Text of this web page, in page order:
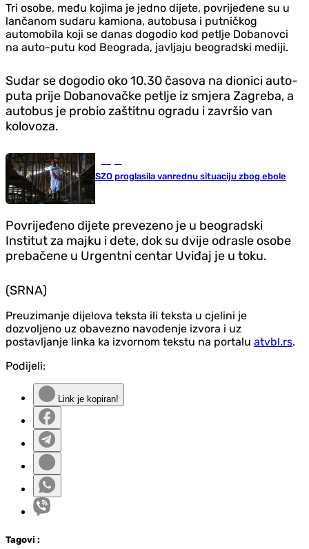
Tri osobe, među kojima je jedno dijete, povrijeđene su u
lančanom sudaru kamiona, autobusa i putničkog
automobila koji se danas dogodio kod petlje Dobanovci
na auto-putu kod Beograda, javljaju beogradski mediji.
Sudar se dogodio oko 10.30 časova na dionici auto-
puta prije Dobanovačke petlje iz smjera Zagreba, a
autobus je probio zaštitnu ogradu i završio van
kolovoza.
SZO proglasila vanrednu situaciju zbog ebole
Povrijeđeno dijete prevezeno je u beogradski
Institut za majku i dete, dok su dvije odrasle osobe
prebačene u Urgentni centar Uviđaj je u toku.
(SRNA)
Preuzimanje dijelova teksta ili teksta u cjelini je
dozvoljeno uz obavezno navođenje izvora i uz
postavljanje linka ka izvornom tekstu na portalu atvbl.rs.
Podijeli:
Link je kopiran!
Tagovi :